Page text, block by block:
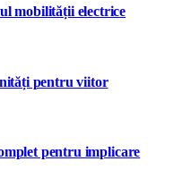
mobilității electrice
pentru viitor
pentru implicare